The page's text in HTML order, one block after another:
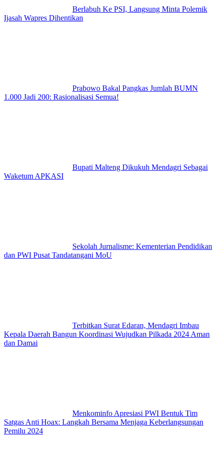
Berlabuh Ke PSI, Langsung Minta Polemik
Ijasah Wapres Dihentikan
Prabowo Bakal Pangkas Jumlah BUMN
1.000 Jadi 200: Rasionalisasi Semua!
Bupati Malteng Dikukuh Mendagri Sebagai
Waketum APKASI
Sekolah Jurnalisme: Kementerian Pendidikan
dan PWI Pusat Tandatangani MoU
Terbitkan Surat Edaran, Mendagri Imbau
Kepala Daerah Bangun Koordinasi Wujudkan Pilkada 2024 Aman
dan Damai
Menkominfo Apresiasi PWI Bentuk Tim
Satgas Anti Hoax: Langkah Bersama Menjaga Keberlangsungan
Pemilu 2024